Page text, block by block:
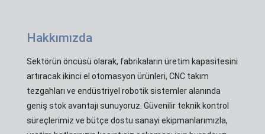
Hakkımızda
Sektörün öncüsü olarak, fabrikaların üretim kapasitesini
artıracak ikinci el otomasyon ürünleri, CNC takım
tezgahları ve endüstriyel robotik sistemler alanında
geniş stok avantajı sunuyoruz. Güvenilir teknik kontrol
süreçlerimiz ve bütçe dostu sanayi ekipmanlarımızla,